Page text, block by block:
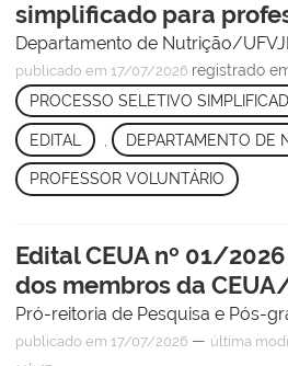
simplificado para
Departamento de Nutrição/
publicado em 17/07/2026 registrado
PROCESSO SELETIVO
EDITAL DEPARTAMENTO DE
PROFESSOR VOLUNTÁRIO
Edital CEUA nº 01/
dos membros da
Pró-reitoria de Pesquisa e Pós-
publicado em 17/07/2026 — última